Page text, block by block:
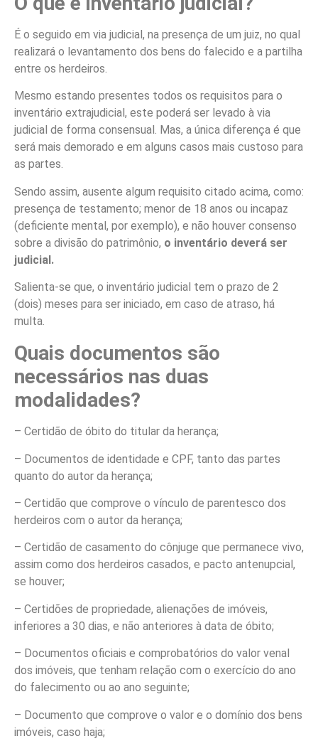
É o seguido em via judicial, na presença de um juiz, no qual
realizará o levantamento dos bens do falecido e a partilha
entre os herdeiros.
Mesmo estando presentes todos os requisitos para o
inventário extrajudicial, este poderá ser levado à via
judicial de forma consensual. Mas, a única diferença é que
será mais demorado e em alguns casos mais custoso para
as partes.
Sendo assim, ausente algum requisito citado acima, como:
presença de testamento; menor de 18 anos ou incapaz
(deficiente mental, por exemplo), e não houver consenso
sobre a divisão do patrimônio, o inventário deverá ser
judicial.
Salienta-se que, o inventário judicial tem o prazo de 2
(dois) meses para ser iniciado, em caso de atraso, há
multa.
Quais documentos são
necessários nas duas
modalidades?
– Certidão de óbito do titular da herança;
– Documentos de identidade e CPF, tanto das partes
quanto do autor da herança;
– Certidão que comprove o vínculo de parentesco dos
herdeiros com o autor da herança;
– Certidão de casamento do cônjuge que permanece vivo,
assim como dos herdeiros casados, e pacto antenupcial,
se houver;
– Certidões de propriedade, alienações de imóveis,
inferiores a 30 dias, e não anteriores à data de óbito;
– Documentos oficiais e comprobatórios do valor venal
dos imóveis, que tenham relação com o exercício do ano
do falecimento ou ao ano seguinte;
– Documento que comprove o valor e o domínio dos bens
imóveis, caso haja;